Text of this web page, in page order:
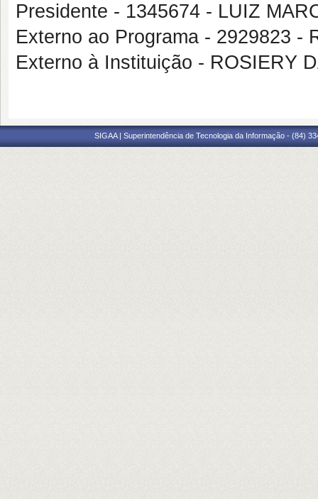
Presidente - 1345674 - LUIZ
Externo ao Programa - 2929823 -
Externo à Instituição - ROSIERY
SIGAA | Superintendência de Tecnologia da Informação - (84)